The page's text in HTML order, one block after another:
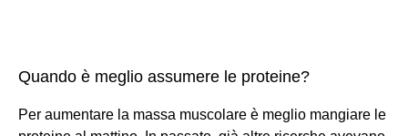
Quando è meglio assumere le proteine?
Per aumentare la massa muscolare è meglio mangiare le